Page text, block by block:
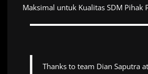
Maksimal untuk Kualitas SDM Pihak
Thanks to team Dian Saputra